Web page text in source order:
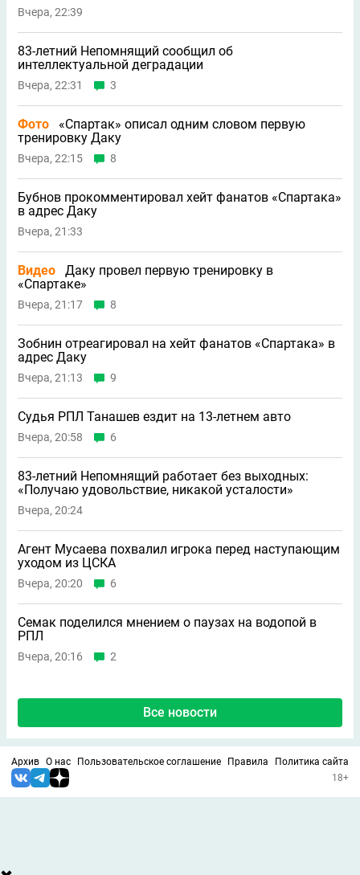
Вчера, 22:39
83-летний Непомнящий сообщил об
интеллектуальной деградации
Вчера, 22:31 3
Фото
«Спартак» описал одним словом первую
тренировку Даку
Вчера, 22:15 8
Бубнов прокомментировал хейт фанатов «Спартака»
в адрес Даку
Вчера, 21:33
Видео
Даку провел первую тренировку в
«Спартаке»
Вчера, 21:17 8
Зобнин отреагировал на хейт фанатов «Спартака» в
адрес Даку
Вчера, 21:13 9
Судья РПЛ Танашев ездит на 13-летнем авто
Вчера, 20:58 6
83-летний Непомнящий работает без выходных:
«Получаю удовольствие, никакой усталости»
Вчера, 20:24
Агент Мусаева похвалил игрока перед наступающим
уходом из ЦСКА
Вчера, 20:20 6
Семак поделился мнением о паузах на водопой в
РПЛ
Вчера, 20:16 2
Все новости
Архив О нас Пользовательское соглашение Правила
Политика сайта
18+